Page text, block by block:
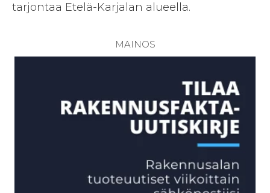
tarjontaa Etelä-Karjalan alueella.